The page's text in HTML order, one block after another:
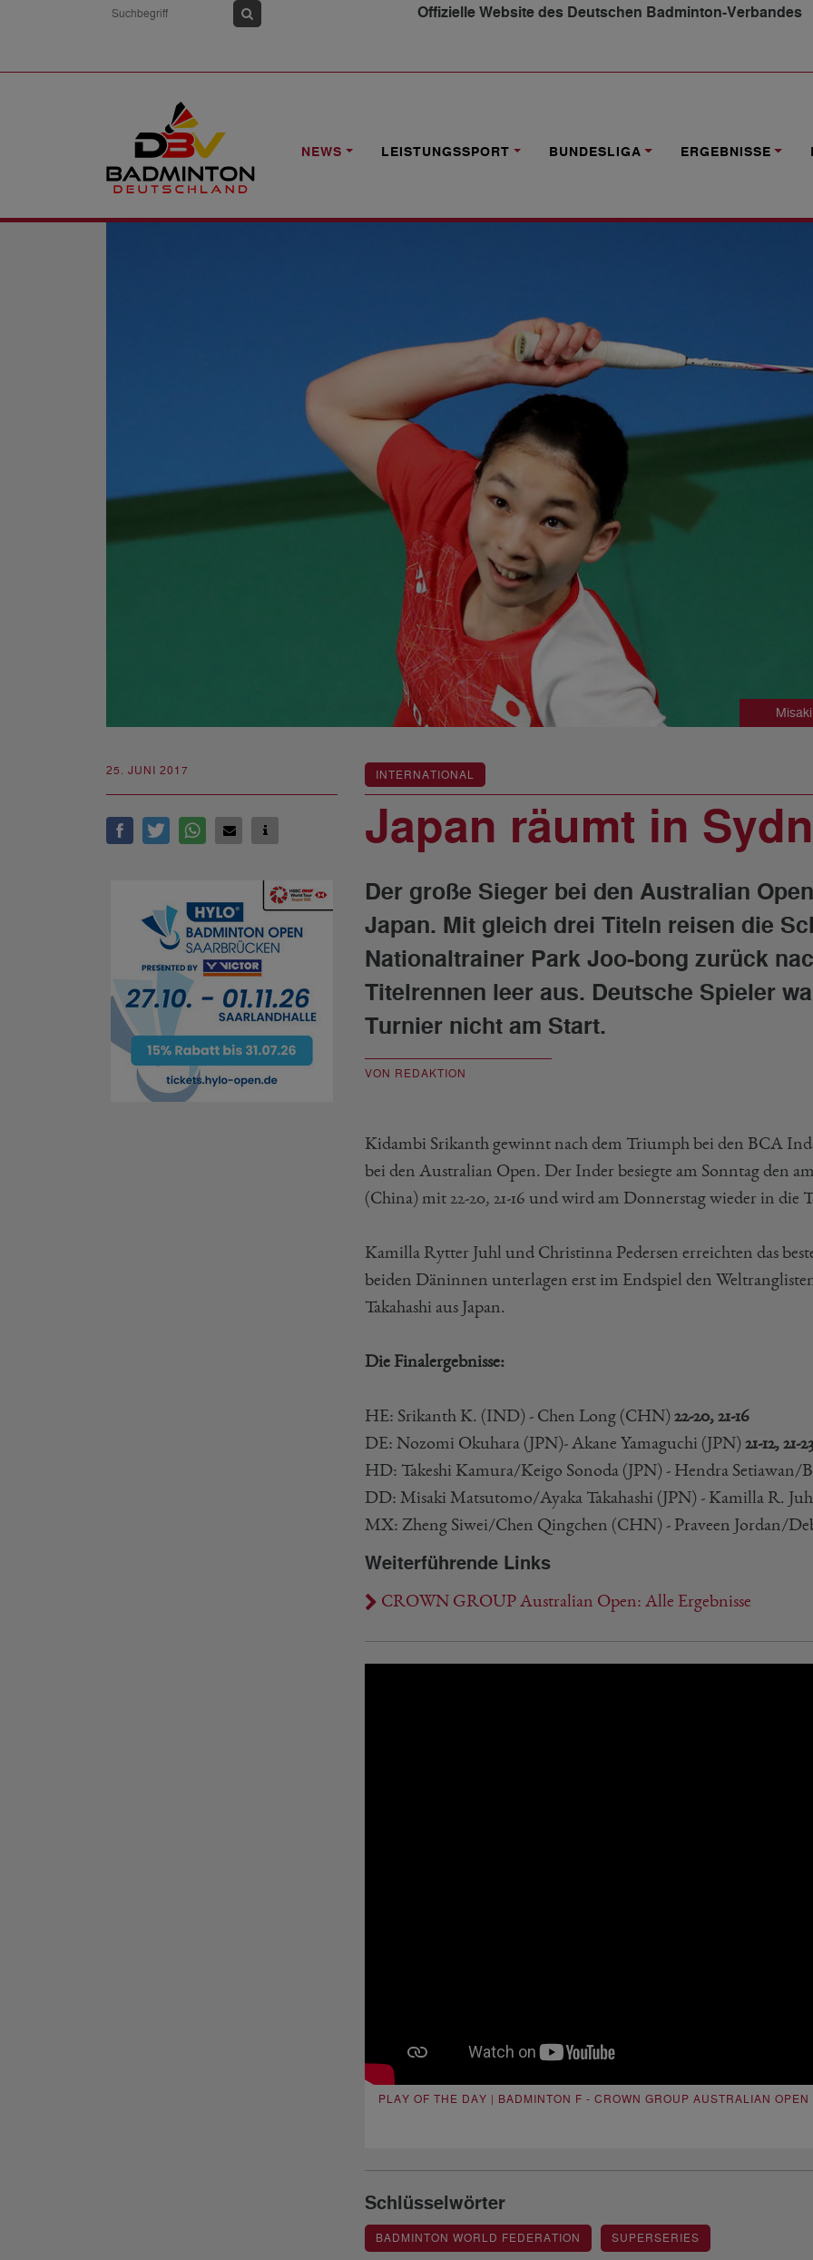
Offizielle Website des Deutschen Badminton-Verbandes
NEWS LEISTUNGSSPORT BUNDESLIGA ERGEBNISSE
NEWS
25. JUNI 2017 INTERNATIONAL
Japan räumt in
Der große Sieger bei den Australian
Japan. Mit gleich drei Titeln reisen die
Nationaltrainer Park Joo-bong zurück
Titelrennen leer aus. Deutsche Spieler
Turnier nicht am Start.
VON REDAKTION
Kidambi Srikanth gewinnt nach dem Triumph bei den BCA
bei den Australian Open. Der Inder besiegte am Sonntag den
(China) mit 22-20, 21-16 und wird am Donnerstag wieder in die
Kamilla Rytter Juhl und Christinna Pedersen erreichten das
beiden Däninnen unterlagen erst im Endspiel den
Takahashi aus Japan.
Die Finalergebnisse:
HE: Srikanth K. (IND) - Chen Long (CHN) 22-20, 21-16
DE: Nozomi Okuhara (JPN)- Akane Yamaguchi (JPN) 21-12, 21-
HD: Takeshi Kamura/Keigo Sonoda (JPN) - Hendra
DD: Misaki Matsutomo/Ayaka Takahashi (JPN) - Kamilla R.
MX: Zheng Siwei/Chen Qingchen (CHN) - Praveen Jordan/
Weiterführende Links
CROWN GROUP Australian Open: Alle Ergebnisse
PLAY OF THE DAY | BADMINTON F - CROWN GROUP AUSTRALIAN
Schlüsselwörter
BADMINTON WORLD FEDERATION SUPERSERIES